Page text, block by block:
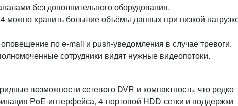
без дополнительного оборудования.
можно хранить большие объёмы данных при низкой
по e‑mail и push‑уведомления в случае тревоги.
сотрудники видят нужные видеопотоки.
возможности сетевого DVR и компактность, что редко
PoE‑интерфейса, 4‑портовой HDD‑сетки и поддержки